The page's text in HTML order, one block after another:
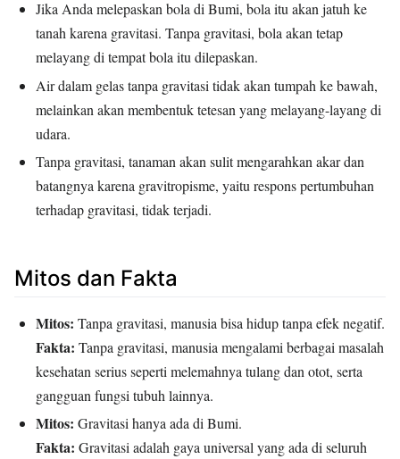
Jika Anda melepaskan bola di Bumi, bola itu akan jatuh ke
tanah karena gravitasi. Tanpa gravitasi, bola akan tetap
melayang di tempat bola itu dilepaskan.
Air dalam gelas tanpa gravitasi tidak akan tumpah ke bawah,
melainkan akan membentuk tetesan yang melayang-layang di
udara.
Tanpa gravitasi, tanaman akan sulit mengarahkan akar dan
batangnya karena gravitropisme, yaitu respons pertumbuhan
terhadap gravitasi, tidak terjadi.
Mitos dan Fakta
Mitos: Tanpa gravitasi, manusia bisa hidup tanpa efek negatif.
Fakta: Tanpa gravitasi, manusia mengalami berbagai masalah
kesehatan serius seperti melemahnya tulang dan otot, serta
gangguan fungsi tubuh lainnya.
Mitos: Gravitasi hanya ada di Bumi.
Fakta: Gravitasi adalah gaya universal yang ada di seluruh